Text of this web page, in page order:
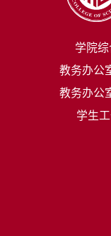
学院
教务办公
教务办公
学生